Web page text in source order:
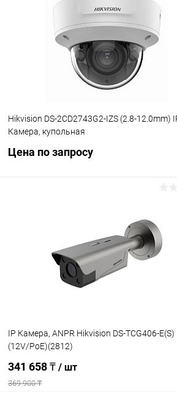
Сравнение
В избранное В наличии
Hikvision DS-2CD2743G2-IZS (2.8-12.0mm)
Камера, купольная
Цена по запросу
Сравнение
В избранное В наличии
IP Камера, ANPR Hikvision DS-TCG406-E(S)
(12V/PoE)(2812)
341 658 ₸ / шт
369 900 ₸